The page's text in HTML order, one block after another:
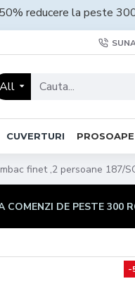
reducere la peste
All
CUVERTURI PROSOAPE
finet ,2 persoane 187/
DE PESTE 300
-